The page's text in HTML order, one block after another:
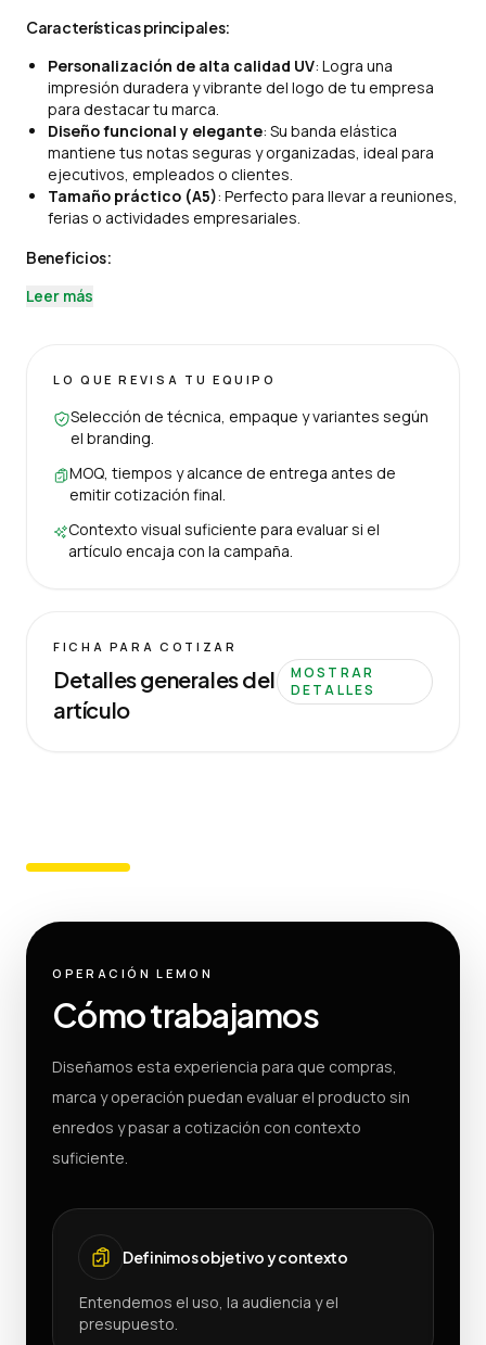
Características principales:
Personalización de alta calidad UV: Logra una
impresión duradera y vibrante del logo de tu empresa
para destacar tu marca.
Diseño funcional y elegante: Su banda elástica
mantiene tus notas seguras y organizadas, ideal para
ejecutivos, empleados o clientes.
Tamaño práctico (A5): Perfecto para llevar a reuniones,
ferias o actividades empresariales.
Beneficios:
Leer más
LO QUE REVISA TU EQUIPO
Selección de técnica, empaque y variantes según
el branding.
MOQ, tiempos y alcance de entrega antes de
emitir cotización final.
Contexto visual suficiente para evaluar si el
artículo encaja con la campaña.
FICHA PARA COTIZAR
Detalles generales del
artículo
MOSTRAR
DETALLES
OPERACIÓN LEMON
Cómo trabajamos
Diseñamos esta experiencia para que compras,
marca y operación puedan evaluar el producto sin
enredos y pasar a cotización con contexto
suficiente.
Definimos objetivo y contexto
Entendemos el uso, la audiencia y el
presupuesto.